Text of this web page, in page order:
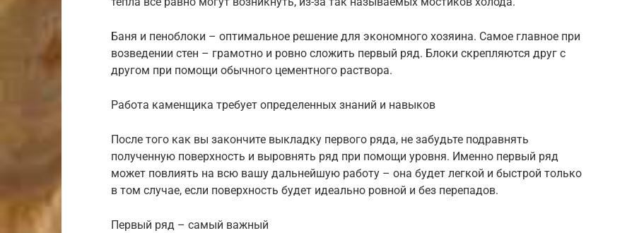
Баня и пеноблоки – оптимальное решение для экономного хозяина. Самое главное при
возведении стен – грамотно и ровно сложить первый ряд. Блоки скрепляются друг с
другом при помощи обычного цементного раствора.
Работа каменщика требует определенных знаний и навыков
После того как вы закончите выкладку первого ряда, не забудьте подравнять
полученную поверхность и выровнять ряд при помощи уровня. Именно первый ряд
может повлиять на всю вашу дальнейшую работу – она будет легкой и быстрой только
в том случае, если поверхность будет идеально ровной и без перепадов.
Первый ряд – самый важный